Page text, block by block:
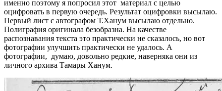
именно поэтому я попросил этот материал с целью
оцифровать в первую очередь. Результат оцифровки высылаю.
Первый лист с автографом Т.Ханум высылаю отдельно.
Полиграфия оригинала безобразна. На качестве
распознавания текста это практически не сказалось, но вот
фотографии улучшить практически не удалось. А
фотографии, думаю, довольно редкие, наверняка они из
личного архива Тамары Ханум.